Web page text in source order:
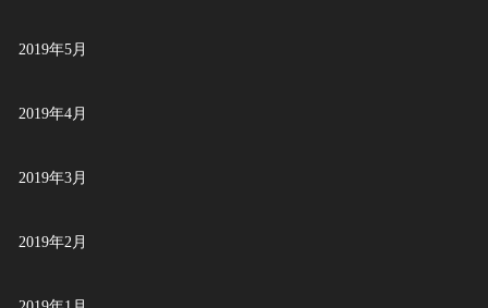
2019年5月
2019年4月
2019年3月
2019年2月